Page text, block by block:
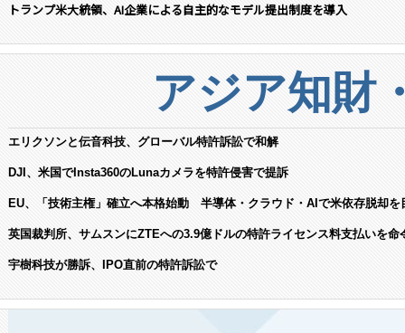
トランプ米大統領、AI企業による自主的なモデル提出制度を導入
アジア知財
エリクソンと伝音科技、グローバル特許訴訟で和解
DJI、米国でInsta360のLunaカメラを特許侵害で提訴
EU、「技術主権」確立へ本格始動 半導体・クラウド・AIで米依存脱却を
英国裁判所、サムスンにZTEへの3.9億ドルの特許ライセンス料支払いを命
宇樹科技が勝訴、IPO直前の特許訴訟で